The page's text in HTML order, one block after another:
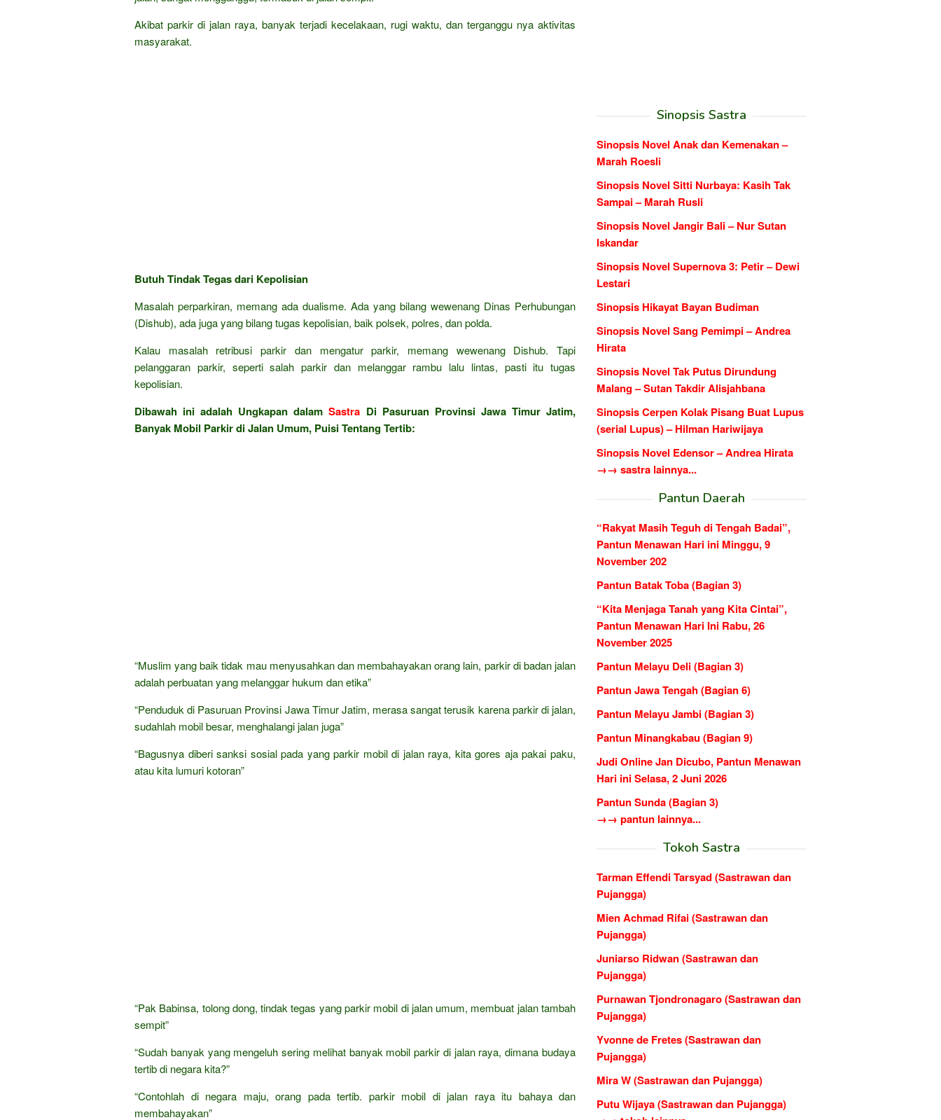
Akibat parkir di jalan raya, banyak terjadi kecelakaan, rugi waktu, dan terganggu nya aktivitas
masyarakat.
Butuh Tindak Tegas dari Kepolisian
Masalah perparkiran, memang ada dualisme. Ada yang bilang wewenang Dinas Perhubungan
(Dishub), ada juga yang bilang tugas kepolisian, baik polsek, polres, dan polda.
Kalau masalah retribusi parkir dan mengatur parkir, memang wewenang Dishub. Tapi
pelanggaran parkir, seperti salah parkir dan melanggar rambu lalu lintas, pasti itu tugas
kepolisian.
Dibawah ini adalah Ungkapan dalamSastra Di Pasuruan Provinsi Jawa Timur Jatim,
Banyak Mobil Parkir di Jalan Umum, Puisi Tentang Tertib:
“Muslim yang baik tidak mau menyusahkan dan membahayakan orang lain, parkir di badan jalan
adalah perbuatan yang melanggar hukum dan etika”
“Penduduk di Pasuruan Provinsi Jawa Timur Jatim, merasa sangat terusik karena parkir di jalan,
sudahlah mobil besar, menghalangi jalan juga”
“Bagusnya diberi sanksi sosial pada yang parkir mobil di jalan raya, kita gores aja pakai paku,
atau kita lumuri kotoran”
“Pak Babinsa, tolong dong, tindak tegas yang parkir mobil di jalan umum, membuat jalan tambah
sempit”
“Sudah banyak yang mengeluh sering melihat banyak mobil parkir di jalan raya, dimana budaya
tertib di negara kita?”
“Contohlah di negara maju, orang pada tertib. parkir mobil di jalan raya itu bahaya dan
membahayakan”
Sinopsis Sastra
Sinopsis Novel Anak dan Kemenakan –
Marah Roesli
Sinopsis Novel Sitti Nurbaya: Kasih Tak
Sampai – Marah Rusli
Sinopsis Novel Jangir Bali – Nur Sutan
Iskandar
Sinopsis Novel Supernova 3: Petir – Dewi
Lestari
Sinopsis Hikayat Bayan Budiman
Sinopsis Novel Sang Pemimpi – Andrea
Hirata
Sinopsis Novel Tak Putus Dirundung
Malang – Sutan Takdir Alisjahbana
Sinopsis Cerpen Kolak Pisang Buat Lupus
(serial Lupus) – Hilman Hariwijaya
Sinopsis Novel Edensor – Andrea Hirata
→→ sastra lainnya...
Pantun Daerah
“Rakyat Masih Teguh di Tengah Badai”,
Pantun Menawan Hari ini Minggu, 9
November 202
Pantun Batak Toba (Bagian 3)
“Kita Menjaga Tanah yang Kita Cintai”,
Pantun Menawan Hari Ini Rabu, 26
November 2025
Pantun Melayu Deli (Bagian 3)
Pantun Jawa Tengah (Bagian 6)
Pantun Melayu Jambi (Bagian 3)
Pantun Minangkabau (Bagian 9)
Judi Online Jan Dicubo, Pantun Menawan
Hari ini Selasa, 2 Juni 2026
Pantun Sunda (Bagian 3)
→→ pantun lainnya...
Tokoh Sastra
Tarman Effendi Tarsyad (Sastrawan dan
Pujangga)
Mien Achmad Rifai (Sastrawan dan
Pujangga)
Juniarso Ridwan (Sastrawan dan
Pujangga)
Purnawan Tjondronagaro (Sastrawan dan
Pujangga)
Yvonne de Fretes (Sastrawan dan
Pujangga)
Mira W (Sastrawan dan Pujangga)
Putu Wijaya (Sastrawan dan Pujangga)